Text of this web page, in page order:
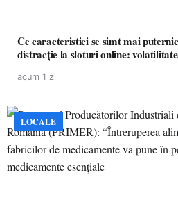
Ce caracteristici se simt mai
distracție la sloturi online:
acum 1 zi
LOCALE